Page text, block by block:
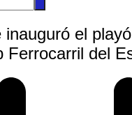
inauguró el
Ferrocarril del